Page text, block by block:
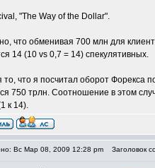
"The Way of the Dollar".
что обменивая 700 млн для
14 (10 vs 0,7 = 14) спекулятивных.
что я посчитал оборот Форекса
750 трлн. Соотношение в этом
к 14).
Вс Мар 08, 2009 12:28 pm Заголовок